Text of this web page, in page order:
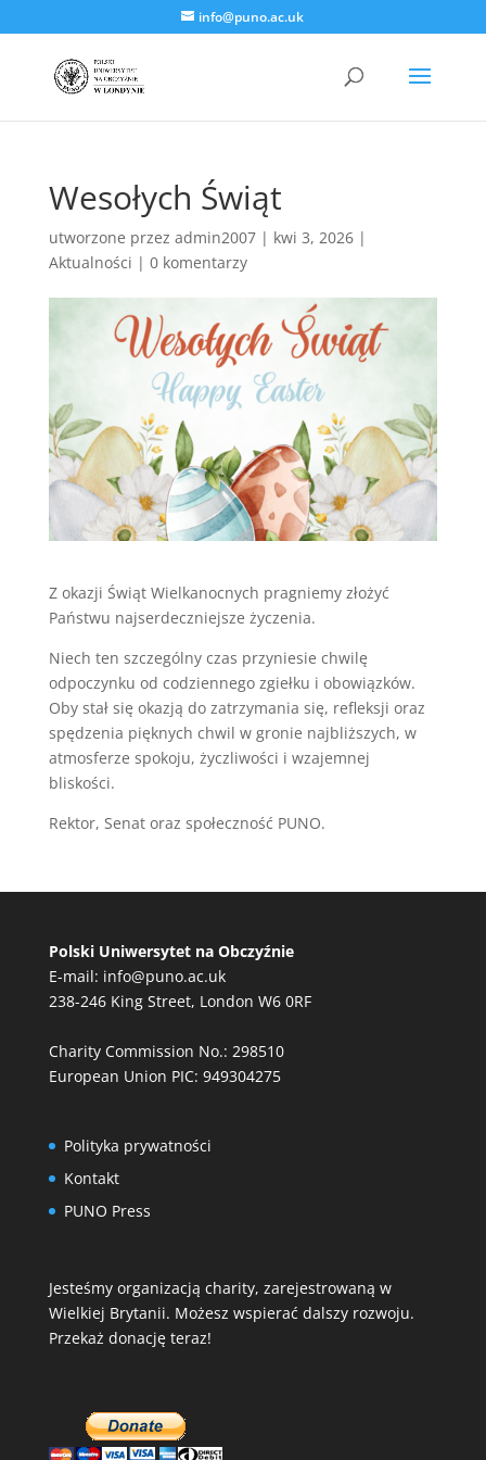
info@puno.ac.uk
Wesołych Świąt
utworzone przez admin2007| kwi 3, 2026|
Aktualności | 0 komentarzy
Z okazji Świąt Wielkanocnych pragniemy złożyć
Państwu najserdeczniejsze życzenia.
Niech ten szczególny czas przyniesie chwilę
odpoczynku od codziennego zgiełku i obowiązków.
Oby stał się okazją do zatrzymania się, refleksji oraz
spędzenia pięknych chwil w gronie najbliższych, w
atmosferze spokoju, życzliwości i wzajemnej
bliskości.
Rektor, Senat oraz społeczność PUNO.
Polski Uniwersytet na Obczyźnie
E-mail: info@puno.ac.uk
238-246 King Street, London W6 0RF
Charity Commission No.: 298510
European Union PIC: 949304275
Polityka prywatności
Kontakt
PUNO Press
Jesteśmy organizacją charity, zarejestrowaną w
Wielkiej Brytanii. Możesz wspierać dalszy rozwoju.
Przekaż donację teraz!